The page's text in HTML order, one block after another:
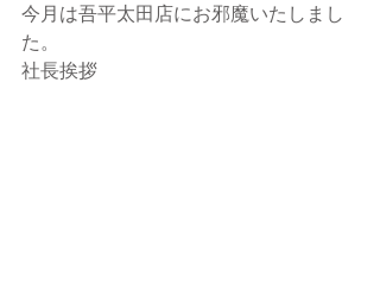
今月は吾平太田店にお邪魔いたしまし
た。
社長挨拶